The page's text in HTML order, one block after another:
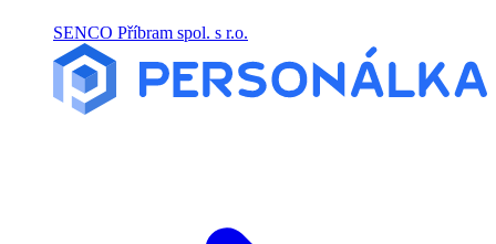
SENCO Příbram spol. s r.o.